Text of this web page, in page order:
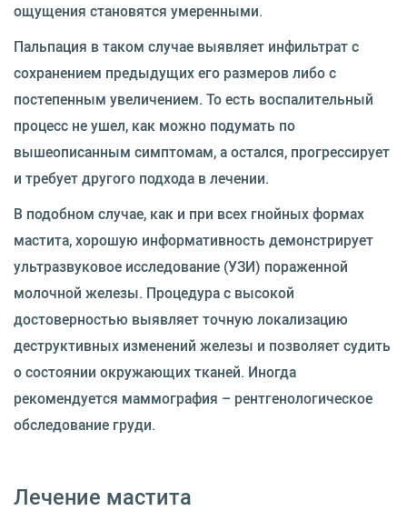
ощущения становятся умеренными.
Пальпация в таком случае выявляет инфильтрат с
сохранением предыдущих его размеров либо с
постепенным увеличением. То есть воспалительный
процесс не ушел, как можно подумать по
вышеописанным симптомам, а остался, прогрессирует
и требует другого подхода в лечении.
В подобном случае, как и при всех гнойных формах
мастита, хорошую информативность демонстрирует
ультразвуковое исследование (УЗИ) пораженной
молочной железы. Процедура с высокой
достоверностью выявляет точную локализацию
деструктивных изменений железы и позволяет судить
о состоянии окружающих тканей. Иногда
рекомендуется маммография – рентгенологическое
обследование груди.
Лечение мастита